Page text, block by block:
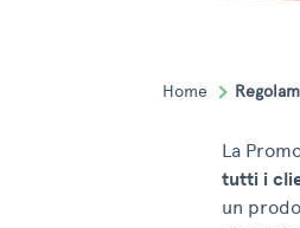
Home
La
tutti i
un